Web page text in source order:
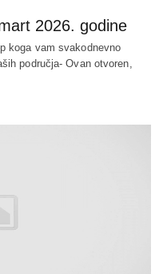
2026. godine
koga vam svakodnevno
područja- Ovan otvoren,